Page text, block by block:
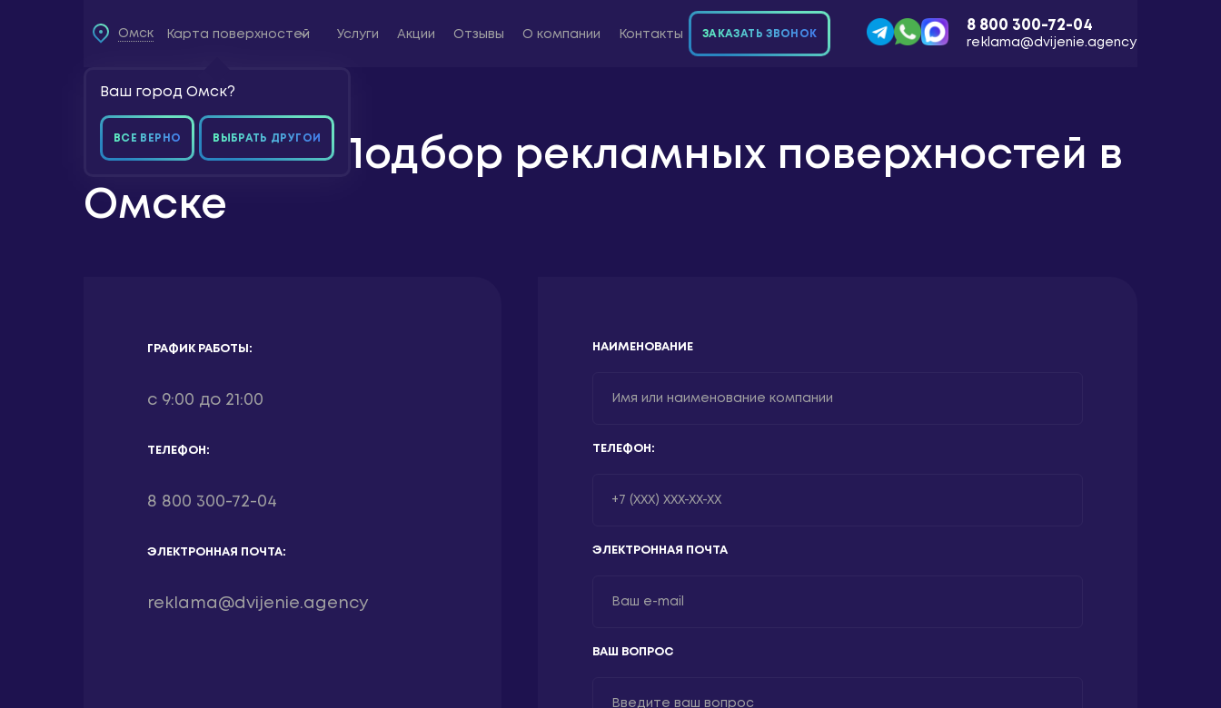
Карта
Услуги
О компании
Омск
Ваш город Омск?
ВСЕ ВЕРНО ВЫБРАТЬ ДРУГОЙ
Карта поверхностей Услуги Акции Отзывы О компании Контакты ЗАКАЗАТЬ ЗВОНОК
8 800 300-72-04
reklama@dvijenie.agency
Контакты - Подбор рекламных поверхностей в
Омске
ГРАФИК РАБОТЫ:
с 9:00 до 21:00
ТЕЛЕФОН:
8 800 300-72-04
ЭЛЕКТРОННАЯ ПОЧТА:
reklama@dvijenie.agency
НАИМЕНОВАНИЕ
ТЕЛЕФОН:
ЭЛЕКТРОННАЯ ПОЧТА
ВАШ ВОПРОС